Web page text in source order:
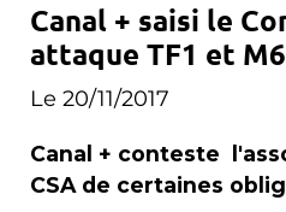
Canal + saisi le
attaque TF1 et M6
Le 20/11/2017
Canal + conteste
CSA de certaines